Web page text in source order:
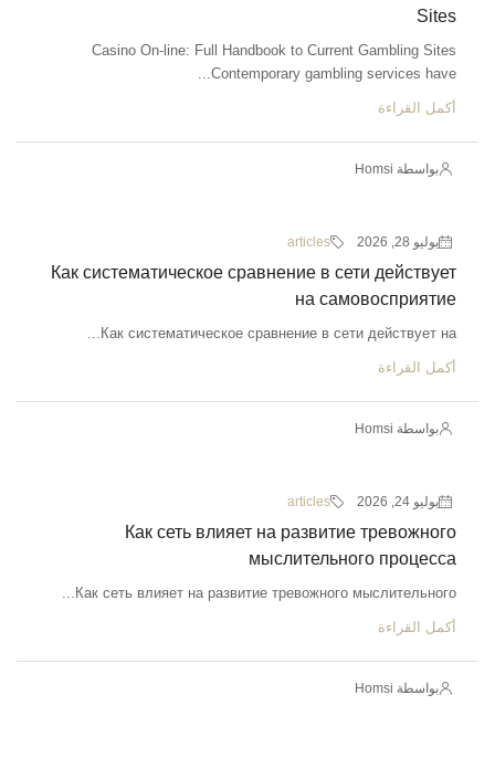
Sites
Casino On-line: Full Handbook to Current Gambling Sites
Contemporary gambling services have...
أكمل القراءة
بواسطة Homsi
يوليو 28, 2026 articles
Как систематическое сравнение в сети действует
на самовосприятие
Как систематическое сравнение в сети действует на...
أكمل القراءة
بواسطة Homsi
يوليو 24, 2026 articles
Как сеть влияет на развитие тревожного
мыслительного процесса
Как сеть влияет на развитие тревожного мыслительного...
أكمل القراءة
بواسطة Homsi